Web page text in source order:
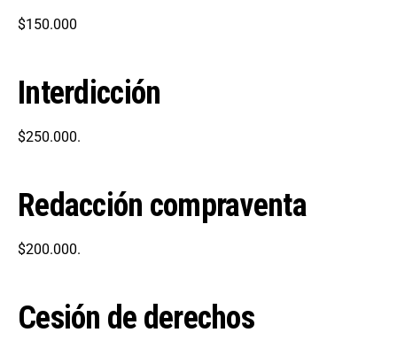
$150.000
Interdicción
$250.000.
Redacción compraventa
$200.000.
Cesión de derechos